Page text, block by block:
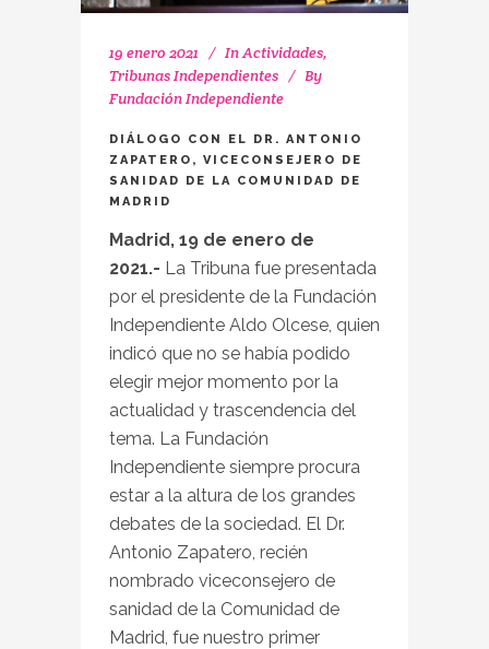
19 enero 2021 InActividades,
Tribunas Independientes
By
Fundación Independiente
DIÁLOGO CON EL DR. ANTONIO
ZAPATERO, VICECONSEJERO DE
SANIDAD DE LA COMUNIDAD DE
MADRID
Madrid, 19 de enero de
2021.- La Tribuna fue presentada
por el presidente de la Fundación
Independiente Aldo Olcese, quien
indicó que no se había podido
elegir mejor momento por la
actualidad y trascendencia del
tema. La Fundación
Independiente siempre procura
estar a la altura de los grandes
debates de la sociedad. El Dr.
Antonio Zapatero, recién
nombrado viceconsejero de
sanidad de la Comunidad de
Madrid, fue nuestro primer